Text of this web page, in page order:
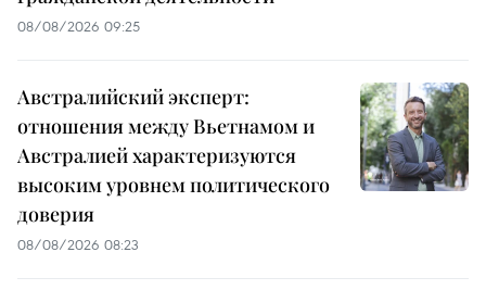
08/08/2026 09:25
Австралийский эксперт:
отношения между Вьетнамом и
Австралией характеризуются
высоким уровнем политического
доверия
08/08/2026 08:23